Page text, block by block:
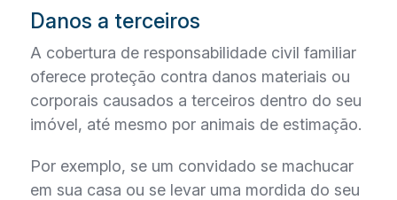
Danos a terceiros
A cobertura de responsabilidade civil familiar
oferece proteção contra danos materiais ou
corporais causados a terceiros dentro do seu
imóvel, até mesmo por animais de estimação.
Por exemplo, se um convidado se machucar
em sua casa ou se levar uma mordida do seu